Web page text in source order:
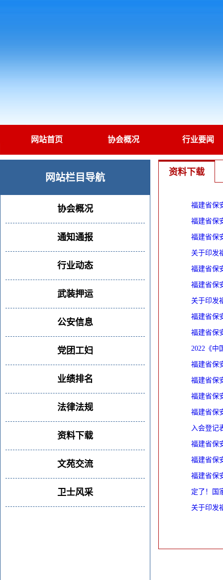
网站首页 协会概况 行业要闻
网站栏目导航
协会概况
通知通报
行业动态
武装押运
公安信息
党团工妇
业绩排名
法律法规
资料下载
文苑交流
卫士风采
资料下载
福建省保
福建省保
福建省保
关于印发
福建省保
福建省保
关于印发
福建省保
福建省保
2022《中
福建省保
福建省保
福建省保
福建省保
入会登记
福建省保
福建省保
福建省保
定了！国
关于印发